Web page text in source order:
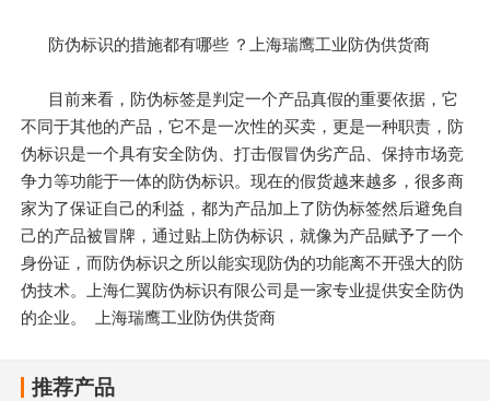
防伪标识的措施都有哪些 ？上海瑞鹰工业防伪供货商
目前来看，防伪标签是判定一个产品真假的重要依据，它
不同于其他的产品，它不是一次性的买卖，更是一种职责，防
伪标识是一个具有安全防伪、打击假冒伪劣产品、保持市场竞
争力等功能于一体的防伪标识。现在的假货越来越多，很多商
家为了保证自己的利益，都为产品加上了防伪标签然后避免自
己的产品被冒牌，通过贴上防伪标识，就像为产品赋予了一个
身份证，而防伪标识之所以能实现防伪的功能离不开强大的防
伪技术。上海仁翼防伪标识有限公司是一家专业提供安全防伪
的企业。 上海瑞鹰工业防伪供货商
推荐产品